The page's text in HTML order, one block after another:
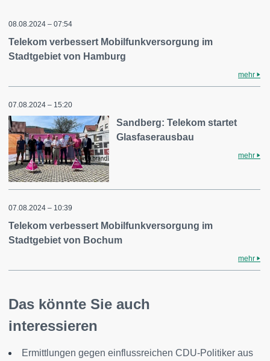
08.08.2024 – 07:54
Telekom verbessert Mobilfunkversorgung im
Stadtgebiet von Hamburg
mehr
07.08.2024 – 15:20
Sandberg: Telekom startet
Glasfaserausbau
mehr
07.08.2024 – 10:39
Telekom verbessert Mobilfunkversorgung im
Stadtgebiet von Bochum
mehr
Das könnte Sie auch
interessieren
Ermittlungen gegen einflussreichen CDU-Politiker aus